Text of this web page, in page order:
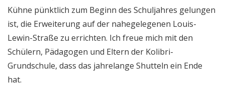
Kühne pünktlich zum Beginn des Schuljahres gelungen
ist, die Erweiterung auf der nahegelegenen Louis-
Lewin-Straße zu errichten. Ich freue mich mit den
Schülern, Pädagogen und Eltern der Kolibri-
Grundschule, dass das jahrelange Shutteln ein Ende
hat.